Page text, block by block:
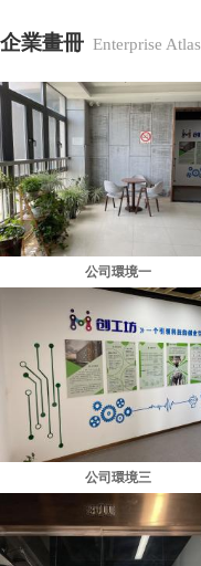
企業畫冊 Enterprise Atlas
公司環境一
公司環境三